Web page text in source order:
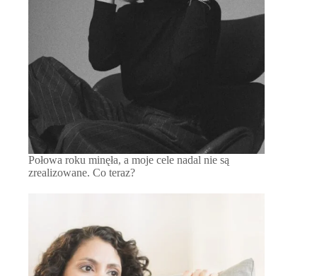
Połowa roku minęła, a moje cele nadal nie są
zrealizowane. Co teraz?